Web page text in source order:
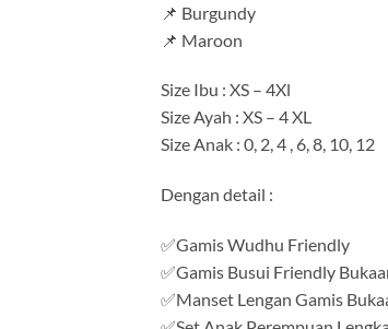
📌 Burgundy
📌 Maroon
Size Ibu : XS – 4Xl
Size Ayah : XS – 4 XL
Size Anak : 0, 2, 4 , 6, 8, 10, 12
Dengan detail :
✅Gamis Wudhu Friendly
✅Gamis Busui Friendly
✅Manset Lengan Gamis